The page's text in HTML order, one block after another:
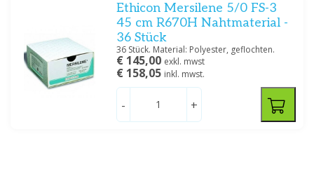
Ethicon Mersilene 5/0 FS-3
45 cm R670H Nahtmaterial -
36 Stück
36 Stück. Material: Polyester, geflochten.
€ 145,00 exkl. mwst
€ 158,05 inkl. mwst.
- +